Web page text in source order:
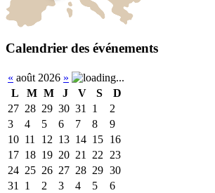
Calendrier des événements
« août 2026 »
L
M M J V S
D
27 28 29 30 31 1
2
3
4 5 6 7 8
9
10 11 12 13 14 15 16
17 18 19 20 21 22
23
24 25 26 27 28 29 30
31
1 2 3 4 5
6